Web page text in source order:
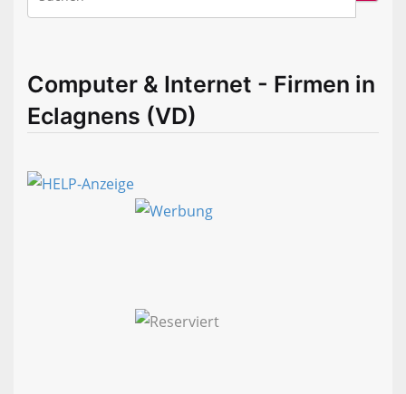
Computer & Internet - Firmen in
Eclagnens (VD)